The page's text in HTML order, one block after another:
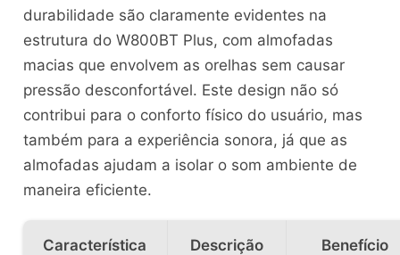
durabilidade são claramente evidentes na
estrutura do W800BT Plus, com almofadas
macias que envolvem as orelhas sem causar
pressão desconfortável. Este design não só
contribui para o conforto físico do usuário, mas
também para a experiência sonora, já que as
almofadas ajudam a isolar o som ambiente de
maneira eficiente.
Característica Descrição Benefício